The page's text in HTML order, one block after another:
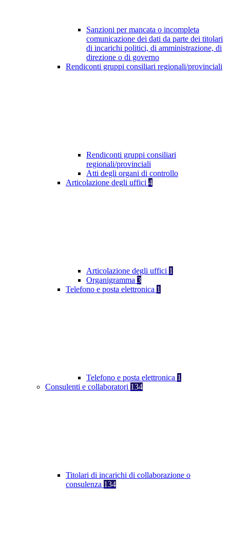
Sanzioni per mancata o incompleta
comunicazione dei dati da parte dei titolari
di incarichi politici, di amministrazione, di
direzione o di governo
Rendiconti gruppi consiliari regionali/provinciali
Rendiconti gruppi consiliari
regionali/provinciali
Atti degli organi di controllo
Articolazione degli uffici 4
Articolazione degli uffici 1
Organigramma 3
Telefono e posta elettronica 1
Telefono e posta elettronica 1
Consulenti e collaboratori 134
Titolari di incarichi di collaborazione o
consulenza 134